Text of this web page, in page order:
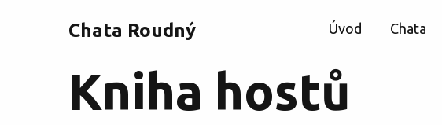
Chata Roudný Úvod Chata
Kniha hostů